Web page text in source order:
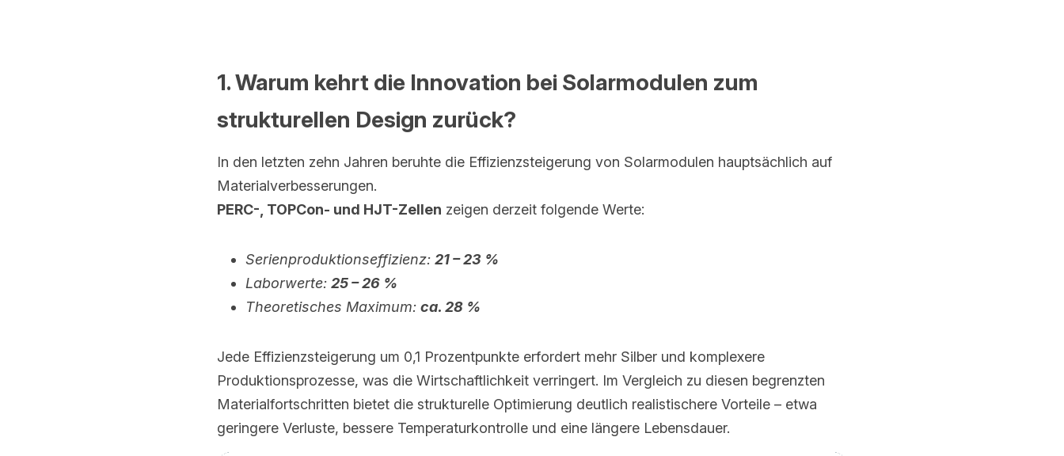
1. Warum kehrt die Innovation bei Solarmodulen zum
strukturellen Design zurück?
In den letzten zehn Jahren beruhte die Effizienzsteigerung von Solarmodulen hauptsächlich auf
Materialverbesserungen.
PERC-, TOPCon- und HJT-Zellen zeigen derzeit folgende Werte:
Serienproduktionseffizienz: 21 – 23 %
Laborwerte: 25 – 26 %
Theoretisches Maximum: ca. 28 %
Jede Effizienzsteigerung um 0,1 Prozentpunkte erfordert mehr Silber und komplexere
Produktionsprozesse, was die Wirtschaftlichkeit verringert. Im Vergleich zu diesen begrenzten
Materialfortschritten bietet die strukturelle Optimierung deutlich realistischere Vorteile – etwa
geringere Verluste, bessere Temperaturkontrolle und eine längere Lebensdauer.